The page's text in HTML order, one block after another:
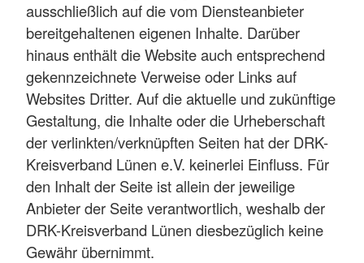
ausschließlich auf die vom Diensteanbieter
bereitgehaltenen eigenen Inhalte. Darüber
hinaus enthält die Website auch entsprechend
gekennzeichnete Verweise oder Links auf
Websites Dritter. Auf die aktuelle und zukünftige
Gestaltung, die Inhalte oder die Urheberschaft
der verlinkten/verknüpften Seiten hat der DRK-
Kreisverband Lünen e.V. keinerlei Einfluss. Für
den Inhalt der Seite ist allein der jeweilige
Anbieter der Seite verantwortlich, weshalb der
DRK-Kreisverband Lünen diesbezüglich keine
Gewähr übernimmt.